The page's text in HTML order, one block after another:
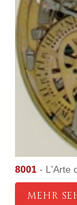
8001 - L'Arte
MEHR